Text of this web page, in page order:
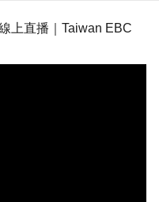
上直播｜Taiwan EBC